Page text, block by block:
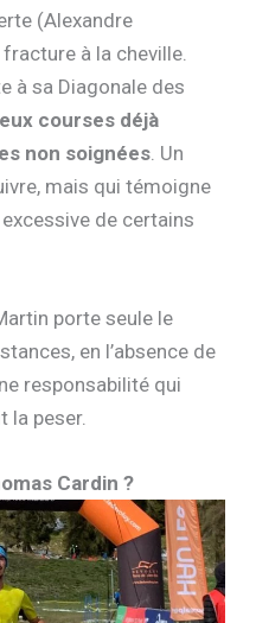
(Alexandre
à la cheville.
à sa Diagonale des
courses déjà
non soignées . Un
mais qui témoigne
de certains
porte seule le
en l’absence de
responsabilité qui
la peser.
Cardin ?